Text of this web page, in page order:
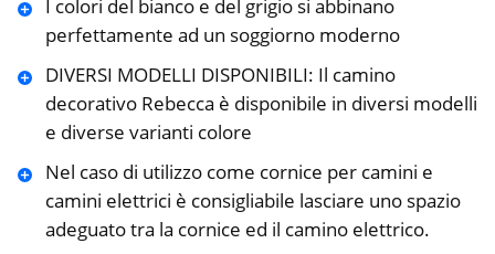
I colori del bianco e del grigio si abbinano
perfettamente ad un soggiorno moderno
DIVERSI MODELLI DISPONIBILI: Il camino
decorativo Rebecca è disponibile in diversi modelli
e diverse varianti colore
Nel caso di utilizzo come cornice per camini e
camini elettrici è consigliabile lasciare uno spazio
adeguato tra la cornice ed il camino elettrico.